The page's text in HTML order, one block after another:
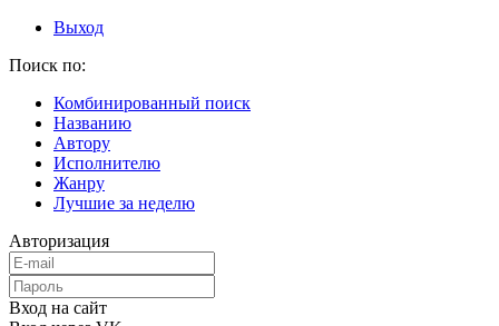
Выход
Поиск по:
Комбинированный поиск
Названию
Автору
Исполнителю
Жанру
Лучшие за неделю
Авторизация
Вход на сайт